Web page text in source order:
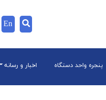
En
پنجره واحد دستگاه اخبار و رسانه